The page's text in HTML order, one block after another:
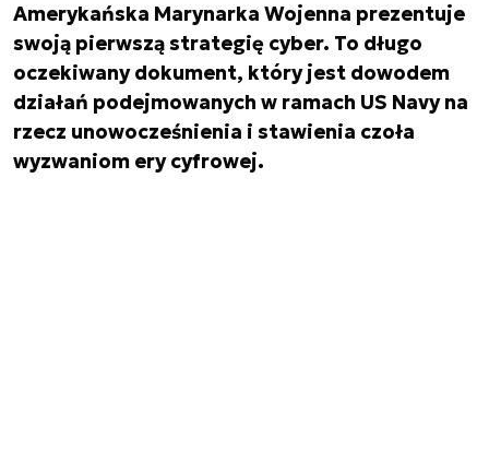
Amerykańska Marynarka Wojenna prezentuje
swoją pierwszą strategię cyber. To długo
oczekiwany dokument, który jest dowodem
działań podejmowanych w ramach US Navy na
rzecz unowocześnienia i stawienia czoła
wyzwaniom ery cyfrowej.